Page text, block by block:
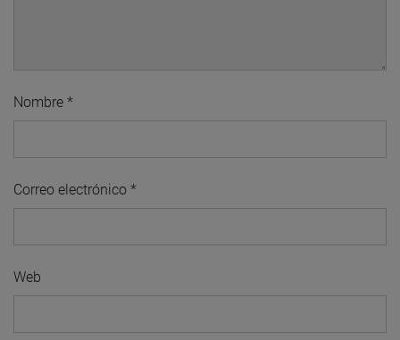
Nombre *
Correo electrónico *
Web